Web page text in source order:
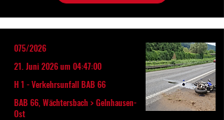
075/2026
21. Juni 2026 um 04:47:00
H 1 - Verkehrsunfall BAB 66
BAB 66, Wächtersbach > Gelnhausen-
Ost